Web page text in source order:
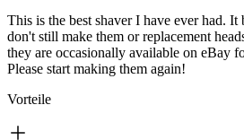
This is the best shaver I have ever had.
don't still make them or replacement
they are occasionally available on eBay
Please start making them again!
Vorteile